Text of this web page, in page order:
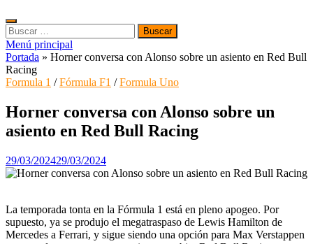
Buscar:
Menú principal
Portada » Horner conversa con Alonso sobre un asiento en Red Bull
Racing
Formula 1 /Fórmula F1 /Formula Uno
Horner conversa con Alonso sobre un
asiento en Red Bull Racing
29/03/202429/03/2024
La temporada tonta en la Fórmula 1 está en pleno apogeo. Por
supuesto, ya se produjo el megatraspaso de Lewis Hamilton de
Mercedes a Ferrari, y sigue siendo una opción para Max Verstappen